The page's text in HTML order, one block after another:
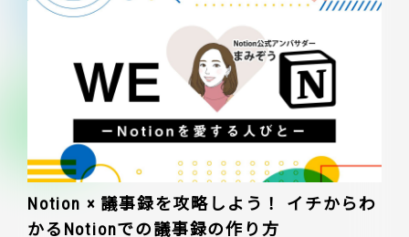
Notion × 議事録を攻略しよう！ イチからわ
かるNotionでの議事録の作り方